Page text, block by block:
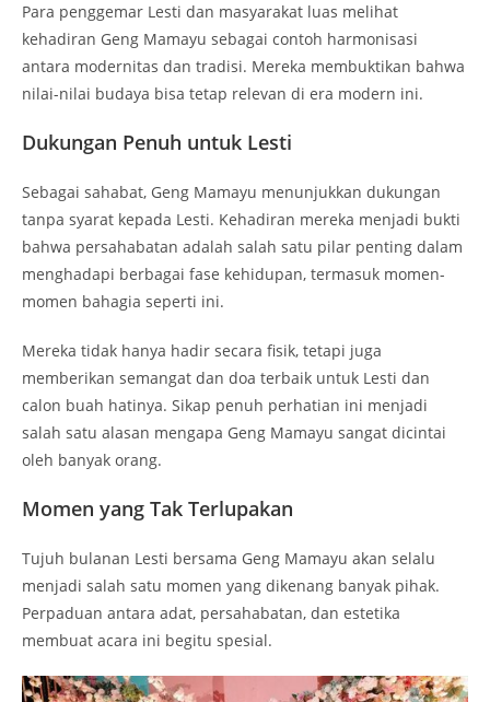
Para penggemar Lesti dan masyarakat luas melihat
kehadiran Geng Mamayu sebagai contoh harmonisasi
antara modernitas dan tradisi. Mereka membuktikan bahwa
nilai-nilai budaya bisa tetap relevan di era modern ini.
Dukungan Penuh untuk Lesti
Sebagai sahabat, Geng Mamayu menunjukkan dukungan
tanpa syarat kepada Lesti. Kehadiran mereka menjadi bukti
bahwa persahabatan adalah salah satu pilar penting dalam
menghadapi berbagai fase kehidupan, termasuk momen-
momen bahagia seperti ini.
Mereka tidak hanya hadir secara fisik, tetapi juga
memberikan semangat dan doa terbaik untuk Lesti dan
calon buah hatinya. Sikap penuh perhatian ini menjadi
salah satu alasan mengapa Geng Mamayu sangat dicintai
oleh banyak orang.
Momen yang Tak Terlupakan
Tujuh bulanan Lesti bersama Geng Mamayu akan selalu
menjadi salah satu momen yang dikenang banyak pihak.
Perpaduan antara adat, persahabatan, dan estetika
membuat acara ini begitu spesial.